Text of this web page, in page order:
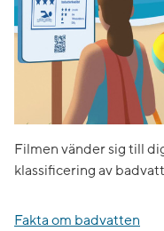
Filmen vänder sig till
klassificering av
Fakta om badvatten